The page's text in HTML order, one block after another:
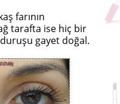
farının
tarafta ise hiç bir
gayet doğal.